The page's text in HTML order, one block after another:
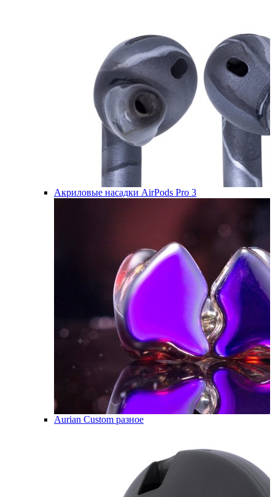
Акриловые насадки AirPods Pro 3
Aurian Custom разное